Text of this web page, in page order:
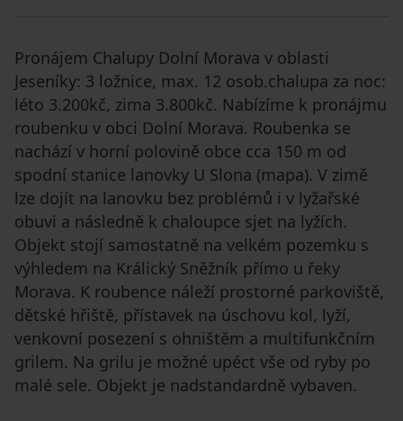
Pronájem Chalupy Dolní Morava v oblasti
Jeseníky: 3 ložnice, max. 12 osob.chalupa za noc:
léto 3.200kč, zima 3.800kč. Nabízíme k pronájmu
roubenku v obci Dolní Morava. Roubenka se
nachází v horní polovině obce cca 150 m od
spodní stanice lanovky U Slona (mapa). V zimě
lze dojít na lanovku bez problémů i v lyžařské
obuvi a následně k chaloupce sjet na lyžích.
Objekt stojí samostatně na velkém pozemku s
výhledem na Králický Sněžník přímo u řeky
Morava. K roubence náleží prostorné parkoviště,
dětské hřiště, přístavek na úschovu kol, lyží,
venkovní posezení s ohništěm a multifunkčním
grilem. Na grilu je možné upéct vše od ryby po
malé sele. Objekt je nadstandardně vybaven.